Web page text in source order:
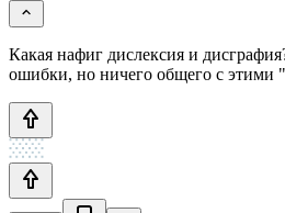
Какая нафиг дислексия и
ошибки, но ничего общего с этими